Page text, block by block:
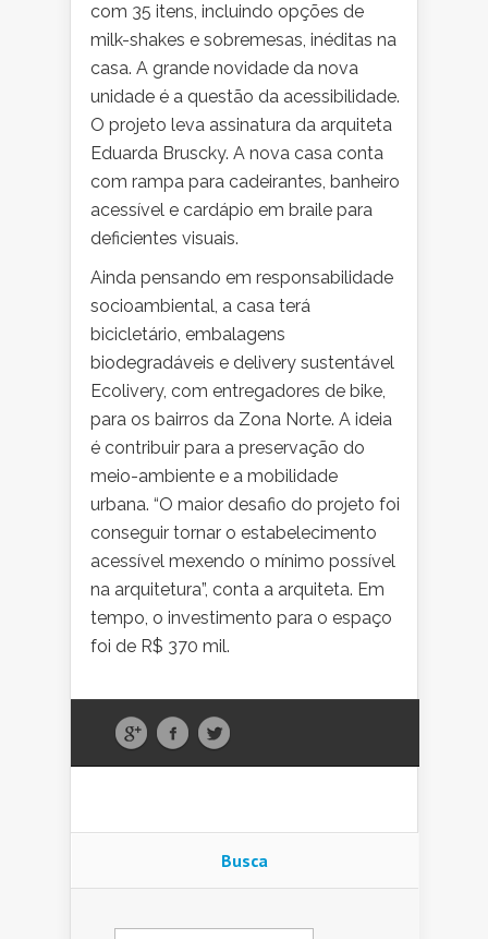
com 35 itens, incluindo opções de
milk-shakes e sobremesas, inéditas na
casa. A grande novidade da nova
unidade é a questão da acessibilidade.
O projeto leva assinatura da arquiteta
Eduarda Bruscky. A nova casa conta
com rampa para cadeirantes, banheiro
acessível e cardápio em braile para
deficientes visuais.
Ainda pensando em responsabilidade
socioambiental, a casa terá
bicicletário, embalagens
biodegradáveis e delivery sustentável
Ecolivery, com entregadores de bike,
para os bairros da Zona Norte. A ideia
é contribuir para a preservação do
meio-ambiente e a mobilidade
urbana. “O maior desafio do projeto foi
conseguir tornar o estabelecimento
acessível mexendo o mínimo possível
na arquitetura”, conta a arquiteta. Em
tempo, o investimento para o espaço
foi de R$ 370 mil.
Busca
Pesquisar